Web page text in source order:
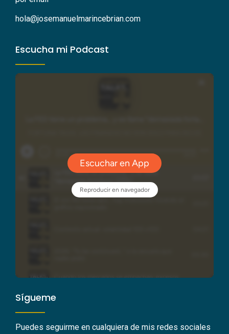
hola@josemanuelmarincebrian.com
Escucha mi Podcast
Sígueme
Puedes seguirme en cualquiera de mis redes sociales